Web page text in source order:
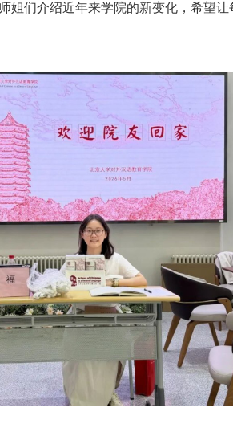
姐们介绍近年来学院的新变化，希望